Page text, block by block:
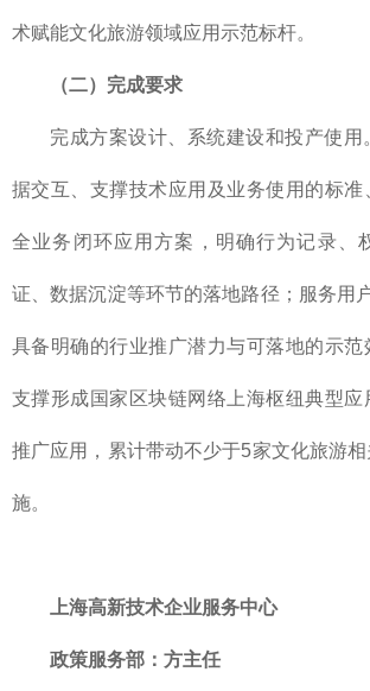
术赋能文化旅游领域应用示范标杆。
（二）完成要求
完成方案设计、系统建设和投产使用
据交互、支撑技术应用及业务使用的标准
全业务闭环应用方案，明确行为记录、
证、数据沉淀等环节的落地路径；服务用
具备明确的行业推广潜力与可落地的示范
支撑形成国家区块链网络上海枢纽典型应
推广应用，累计带动不少于5家文化旅游
施。
上海高新技术企业服务中心
政策服务部 ：方主任